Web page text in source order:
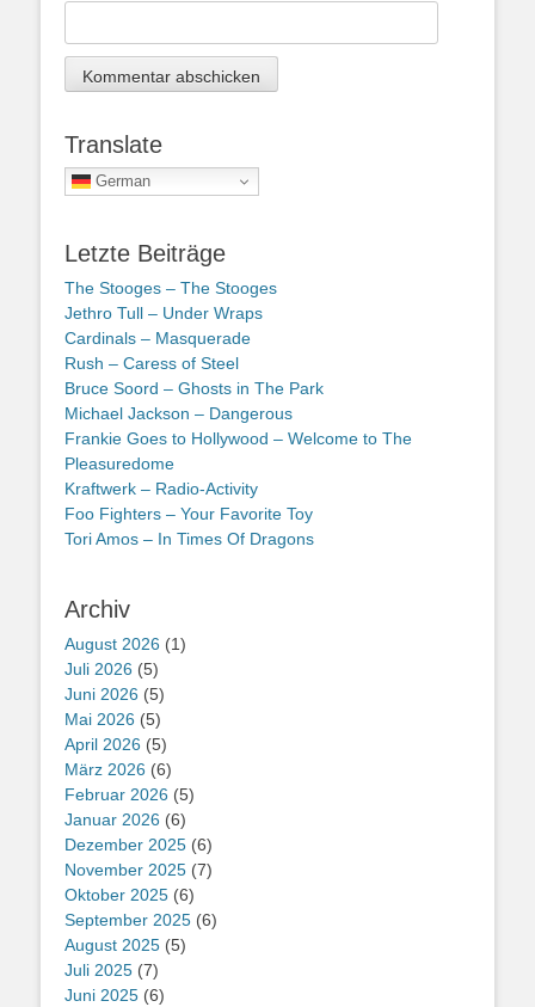
Translate
German
Letzte Beiträge
The Stooges – The Stooges
Jethro Tull – Under Wraps
Cardinals – Masquerade
Rush – Caress of Steel
Bruce Soord – Ghosts in The Park
Michael Jackson – Dangerous
Frankie Goes to Hollywood – Welcome to The
Pleasuredome
Kraftwerk – Radio-Activity
Foo Fighters – Your Favorite Toy
Tori Amos – In Times Of Dragons
Archiv
August 2026 (1)
Juli 2026 (5)
Juni 2026 (5)
Mai 2026 (5)
April 2026 (5)
März 2026 (6)
Februar 2026 (5)
Januar 2026 (6)
Dezember 2025 (6)
November 2025 (7)
Oktober 2025 (6)
September 2025 (6)
August 2025 (5)
Juli 2025 (7)
Juni 2025 (6)